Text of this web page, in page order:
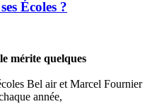
Écoles ?
mérite quelques
Bel air et Marcel Fournier
année,